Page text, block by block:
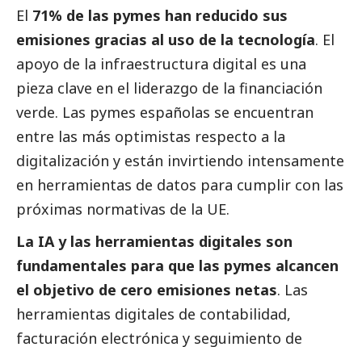
El 71% de las pymes han reducido sus
emisiones gracias al uso de la tecnología. El
apoyo de la infraestructura digital es una
pieza clave en el liderazgo de la financiación
verde. Las pymes españolas se encuentran
entre las más optimistas respecto a la
digitalización y están invirtiendo intensamente
en herramientas de datos para cumplir con las
próximas normativas de la UE.
La IA y las herramientas digitales son
fundamentales para que las pymes alcancen
el objetivo de cero emisiones netas. Las
herramientas digitales de contabilidad,
facturación electrónica y seguimiento de